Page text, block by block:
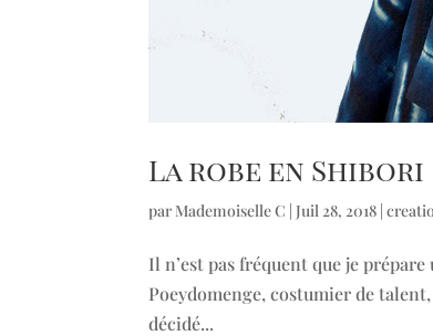
La robe en Shibori
par Mademoiselle C |Juil 28, 2018 |
Il n’est pas fréquent que je
Poeydomenge, costumier de talent,
décidé...